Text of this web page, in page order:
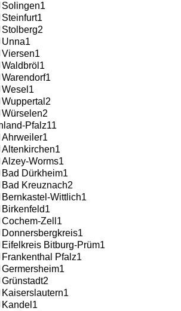
Solingen1
Steinfurt1
Stolberg2
Unna1
Viersen1
Waldbröl 1
Warendorf1
Wesel 1
Wuppertal 2
Würselen2
Pfalz11
Ahrweiler1
Altenkirchen1
Alzey-Worms1
Bad Dürkheim1
Bad Kreuznach2
Bernkastel-Wittlich1
Birkenfeld1
Cochem-Zell 1
Donnersbergkreis1
Eifelkreis Bitburg-Prüm1
Frankenthal Pfalz1
Germersheim1
Grünstadt2
Kaiserslautern1
Kandel 1